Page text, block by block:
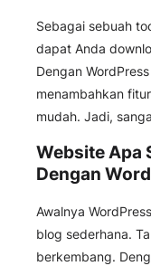
Sebagai sebuah
dapat Anda
Dengan
menambahkan
mudah. Jadi,
Website Apa
Dengan
Awalnya
blog sederhana.
berkembang.